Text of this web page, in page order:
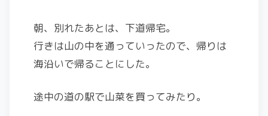
朝、別れたあとは、下道帰宅。
行きは山の中を通っていったので、帰りは
海沿いで帰ることにした。
途中の道の駅で山菜を買ってみたり。